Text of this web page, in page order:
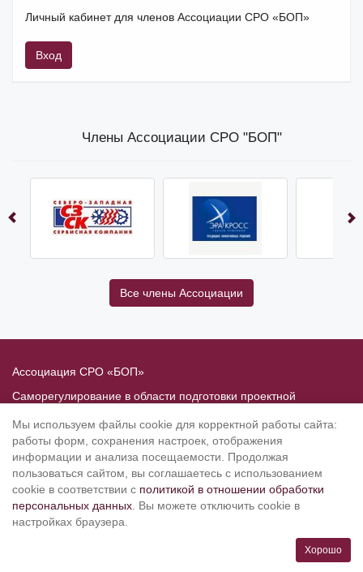
Личный кабинет для членов Ассоциации СРО «БОП»
Вход
Члены Ассоциации СРО "БОП"
Все члены Ассоциации
Ассоциация СРО «БОП»
Саморегулирование в области подготовки проектной
Политика в отношении обработки персональных данных
190020, Санкт-Петербург, Рижский пр. 3, литер Б
Тел.: 8-800-505-02-38
(812) 251-31-01, 251-10-50, 251-79-65
Режим работы: ПН-ЧТ с 10.00 до 19.00, ПТ с 10.00 до 17.45
Мы используем файлы cookie для корректной работы сайта:
работы форм, сохранения настроек, отображения
информации и анализа посещаемости. Продолжая
пользоваться сайтом, вы соглашаетесь с использованием
cookie в соответствии с политикой в отношении обработки
персональных данных . Вы можете отключить cookie в
настройках браузера.
Хорошо